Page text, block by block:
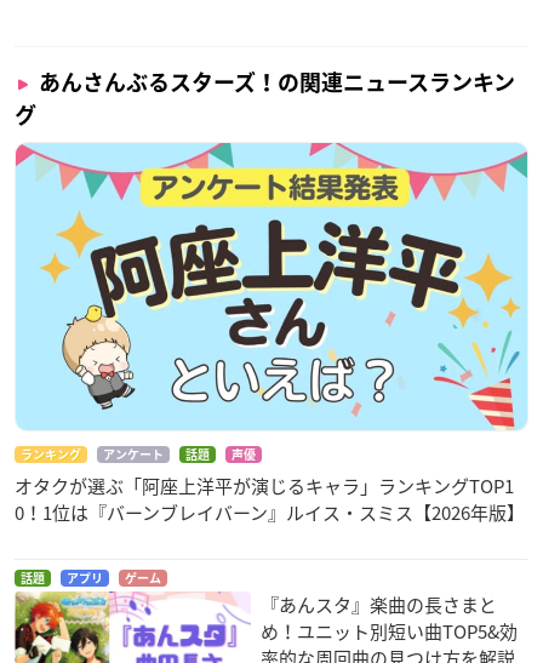
あんさんぶるスターズ！の関連ニュースランキン
グ
ランキング アンケート 話題 声優
オタクが選ぶ「阿座上洋平が演じるキャラ」ランキングTOP1
0！1位は『バーンブレイバーン』ルイス・スミス【2026年版】
話題 アプリ ゲーム
『あんスタ』楽曲の長さまと
め！ユニット別短い曲TOP5&効